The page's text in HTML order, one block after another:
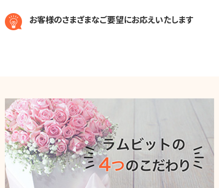
お客様のさまざまなご要望にお応えいたします